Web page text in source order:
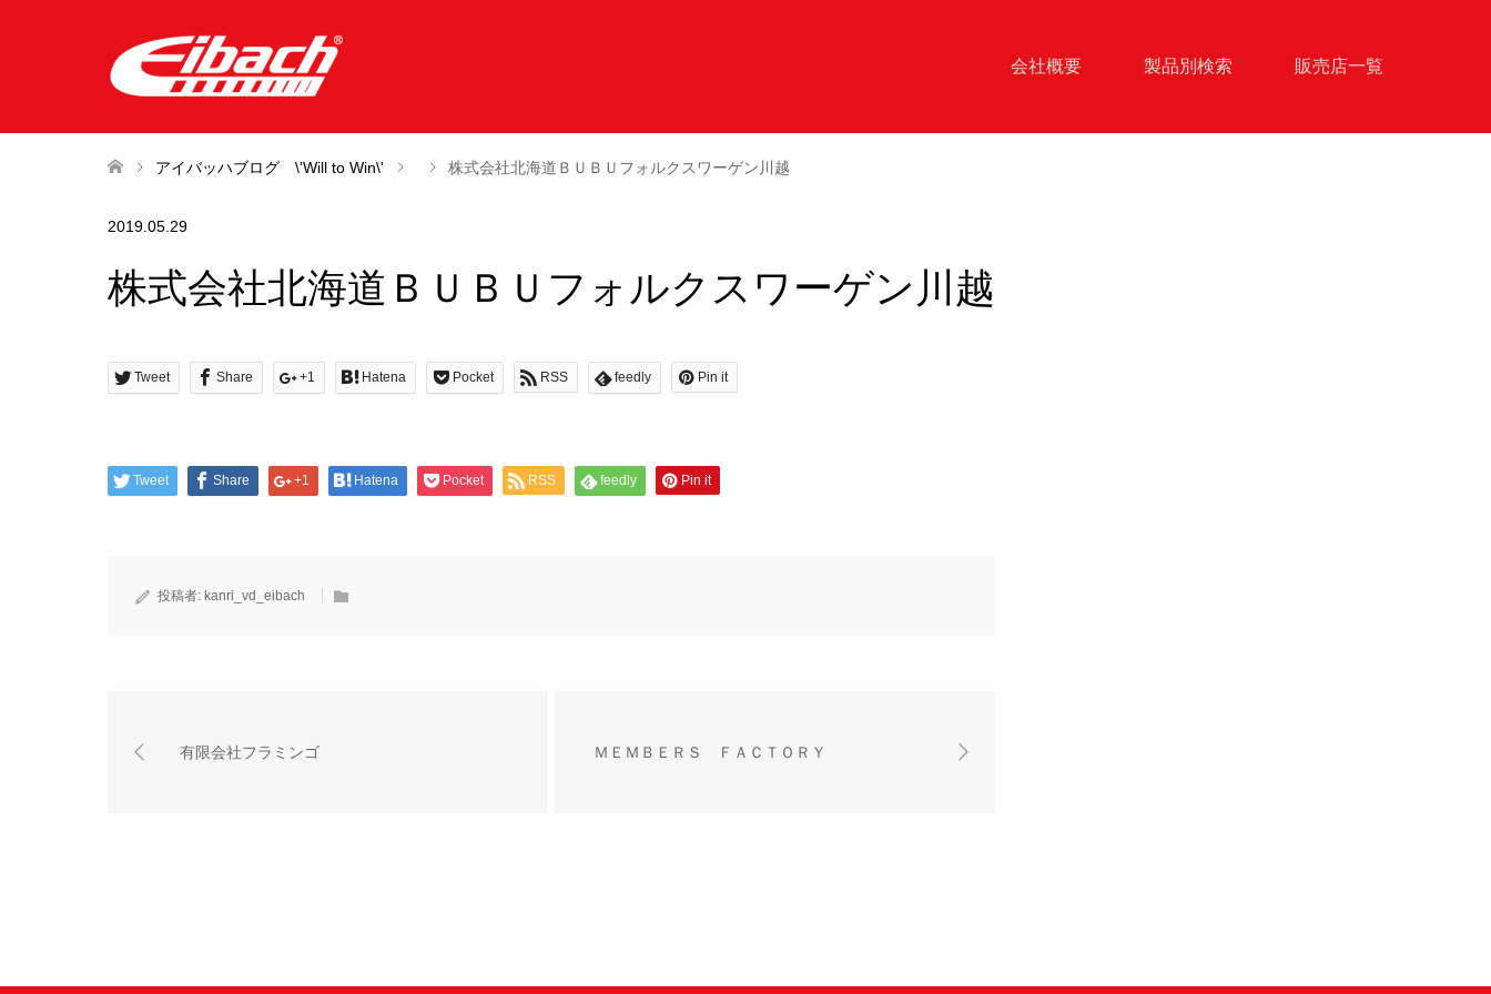
会社概要 製品別検索 販売店一覧
アイバッハブログ \'Will to Win\' 株式会社北海道ＢＵＢＵフォルクスワーゲン川越
2019.05.29
株式会社北海道ＢＵＢＵフォルクスワーゲン川越
Tweet Share +1 Hatena Pocket RSS feedly Pin it
Tweet Share +1 Hatena Pocket RSS feedly Pin it
投稿者: kanri_vd_eibach
有限会社フラミンゴ ＭＥＭＢＥＲＳ ＦＡＣＴＯＲＹ